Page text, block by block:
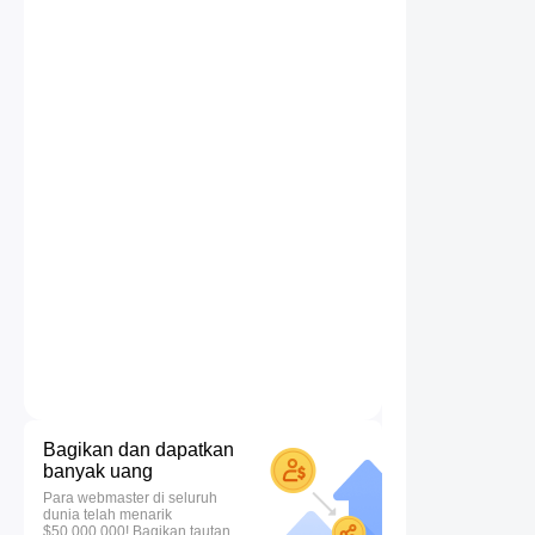
Bagikan dan dapatkan
banyak uang
Para webmaster di seluruh
dunia telah menarik
$50.000.000! Bagikan tautan